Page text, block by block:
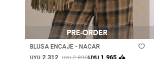
Talle
BLUSA ENCAJE - NACAR
UYU 2.312 UYU2.890 1.965